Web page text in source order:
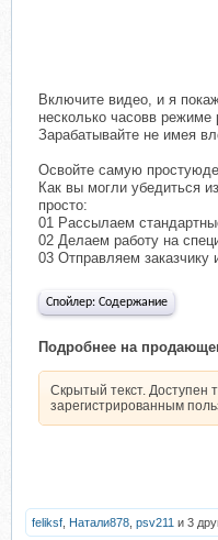
Включите видео, и я
несколько часовв режиме
Зарабатывайте не имея
Освойте самую
Как вы могли убедиться
просто:
01 Рассылаем
02 Делаем работу на
03 Отправляем заказчику
Спойлер: Содержание
Подробнее на
Скрытый текст. Доступен
зарегистрированным
feliksf Натали878 psv211 и 3